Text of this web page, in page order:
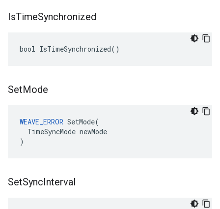
IsTimeSynchronized
bool IsTimeSynchronized()
SetMode
WEAVE_ERROR SetMode(
  TimeSyncMode newMode
)
SetSyncInterval